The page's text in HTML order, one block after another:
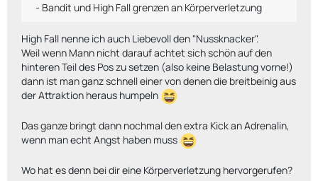
- Bandit und High Fall grenzen an Körperverletzung
High Fall nenne ich auch Liebevoll den "Nussknacker".
Weil wenn Mann nicht darauf achtet sich schön auf den
hinteren Teil des Pos zu setzen (also keine Belastung vorne!)
dann ist man ganz schnell einer von denen die breitbeinig aus
der Attraktion heraus humpeln
Das ganze bringt dann nochmal den extra Kick an Adrenalin,
wenn man echt Angst haben muss
Wo hat es denn bei dir eine Körperverletzung hervorgerufen?